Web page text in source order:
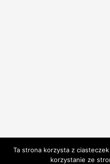
Ta strona korzysta z
korzystanie ze